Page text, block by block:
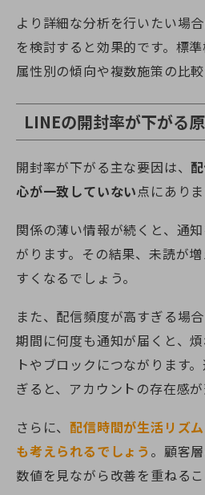
より詳細な分析を行いたい場合
を検討すると効果的です。標
属性別の傾向や複数施策の比較
LINEの開封率が下がる
開封率が下がる主な要因は、
心が一致していない点にありま
関係の薄い情報が続くと、通
がります。その結果、未読が
すくなるでしょう。
また、配信頻度が高すぎる場
期間に何度も通知が届くと、
トやブロックにつながります
ぎると、アカウントの存在感が
さらに、配信時間が生活リズ
も考えられるでしょう 。顧客
数値を見ながら改善を重ねるこ